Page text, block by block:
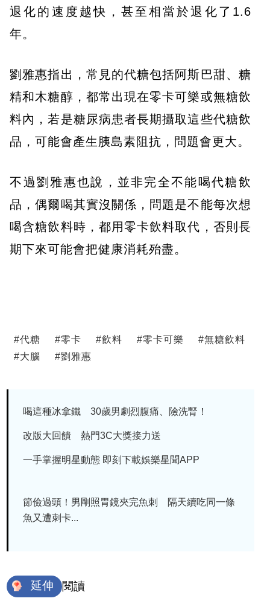
退化的速度越快，甚至相當於退化了1.6
年。
劉雅惠指出，常見的代糖包括阿斯巴甜、糖
精和木糖醇，都常出現在零卡可樂或無糖飲
料內，若是糖尿病患者長期攝取這些代糖飲
品，可能會產生胰島素阻抗，問題會更大。
不過劉雅惠也說，並非完全不能喝代糖飲
品，偶爾喝其實沒關係，問題是不能每次想
喝含糖飲料時，都用零卡飲料取代，否則長
期下來可能會把健康消耗殆盡。
#代糖 #零卡 #飲料 #零卡可樂 #無糖飲料
#大腦 #劉雅惠
喝這種冰拿鐵 30歲男劇烈腹痛、險洗腎！
改版大回饋 熱門3C大獎接力送
一手掌握明星動態 即刻下載娛樂星聞APP
節儉過頭！男剛照胃鏡夾完魚刺 隔天續吃同一條
魚又遭刺卡...
延伸 閱讀